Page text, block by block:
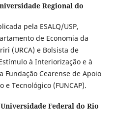
Regional do
pela ESALQ/USP,
de Economia da
(URCA) e Bolsista de
à Interiorização e à
Fundação Cearense de Apoio
Tecnológico (FUNCAP).
Universidade Federal do Rio